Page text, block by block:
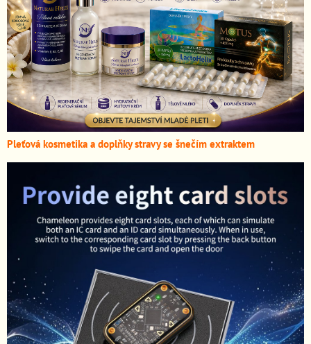
Pleťová kosmetika a doplňky stravy se šnečím extraktem